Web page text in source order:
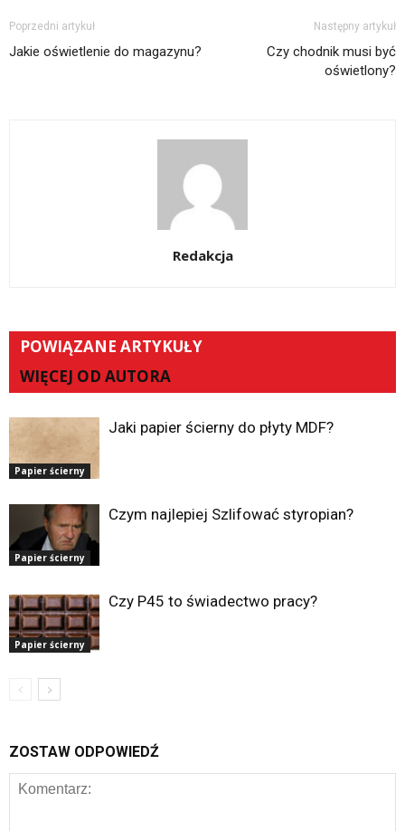
Poprzedni artykuł
Jakie oświetlenie do magazynu?
Następny artykuł
Czy chodnik musi być
oświetlony?
Redakcja
POWIĄZANE ARTYKUŁY
WIĘCEJ OD AUTORA
Papier ścierny
Jaki papier ścierny do płyty MDF?
Papier ścierny
Czym najlepiej Szlifować styropian?
Papier ścierny
Czy P45 to świadectwo pracy?
ZOSTAW ODPOWIEDŹ